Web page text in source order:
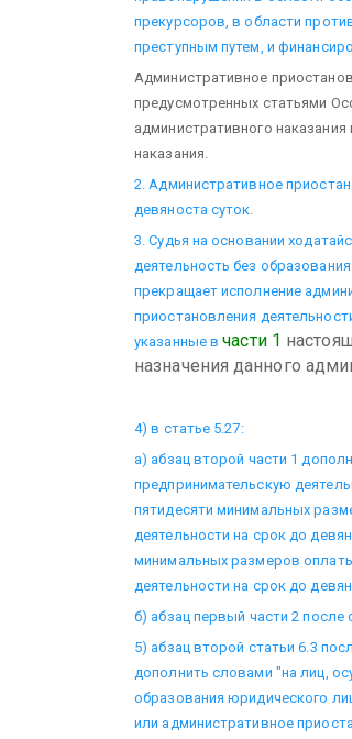
прекурсоров, в области
преступным путем, и
Административное
предусмотренных статьями
административного
наказания.
2. Административное
девяноста суток.
3. Судья на основании
деятельность без
прекращает исполнение
приостановления
указанные вчасти 1
назначения данного
4) в статье 5.27:
а) абзац второй части 1
предпринимательскую
пятидесяти минимальных
деятельности на срок до
минимальных размеров
деятельности на срок до
б) абзац первый части 2
5) абзац второй статьи 6.3
дополнить словами "на лиц,
образования юридического
или административное